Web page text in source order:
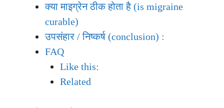
क्या माइग्रेन ठीक होता है (is migraine
curable)
उपसंहार / निष्कर्ष (conclusion) :
FAQ
Like this:
Related